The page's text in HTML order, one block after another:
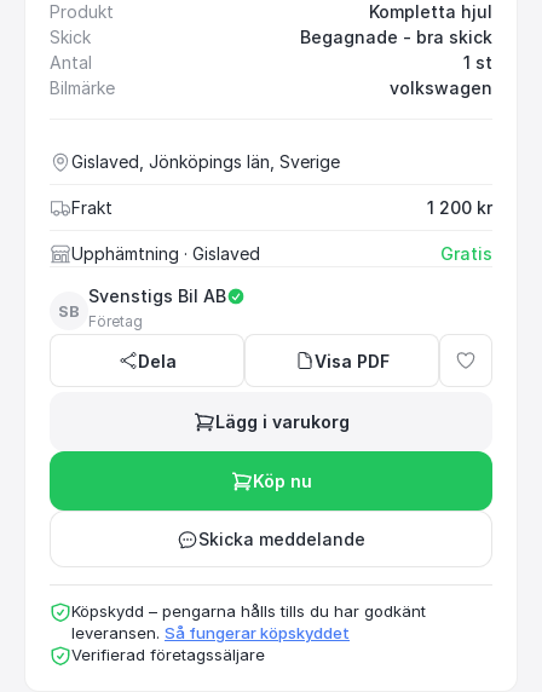
Produkt
Kompletta hjul
Skick
Begagnade - bra skick
Antal
1 st
Bilmärke
volkswagen
Gislaved, Jönköpings län, Sverige
Frakt 1 200 kr
Upphämtning · Gislaved Gratis
SB
Svenstigs Bil AB
Företag
Dela Visa PDF
Lägg i varukorg
Köp nu
Skicka meddelande
Köpskydd – pengarna hålls tills du har godkänt
leveransen. Så fungerar köpskyddet
Verifierad företagssäljare